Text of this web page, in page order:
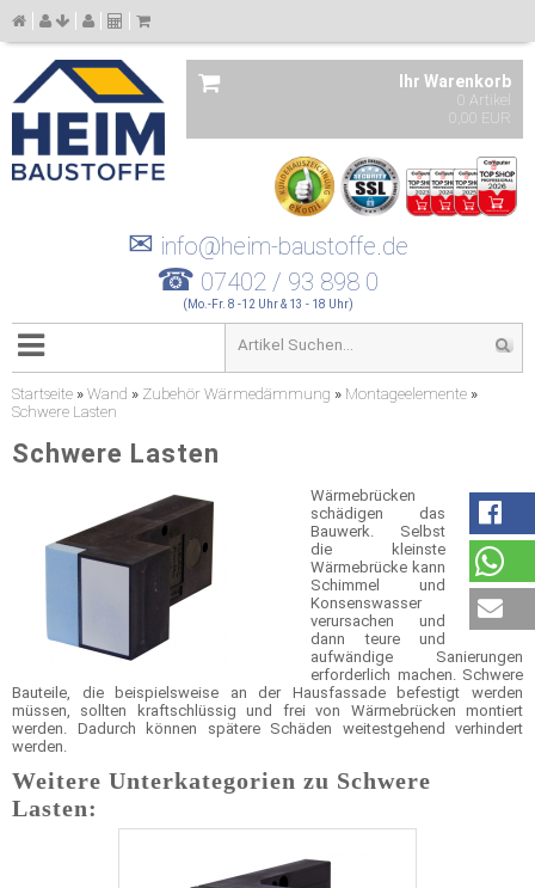
Ihr Warenkorb
0 Artikel
0,00 EUR
✉ info@heim-baustoffe.de
☎ 07402 / 93 898 0
(Mo.-Fr. 8 -12 Uhr & 13 - 18 Uhr)
Startseite » Wand » Zubehör Wärmedämmung » Montageelemente »
Schwere Lasten
Schwere Lasten
Wärmebrücken
schädigen das
Bauwerk. Selbst
die kleinste
Wärmebrücke kann
Schimmel und
Konsenswasser
verursachen und
dann teure und
aufwändige Sanierungen
erforderlich machen. Schwere
Bauteile, die beispielsweise an der Hausfassade befestigt werden
müssen, sollten kraftschlüssig und frei von Wärmebrücken montiert
werden. Dadurch können spätere Schäden weitestgehend verhindert
werden.
Weitere Unterkategorien zu Schwere
Lasten: